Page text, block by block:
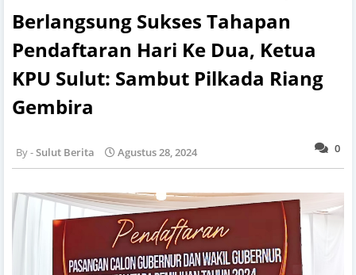
Berlangsung Sukses Tahapan
Pendaftaran Hari Ke Dua, Ketua
KPU Sulut: Sambut Pilkada Riang
Gembira
0
Sulut Berita Agustus 28, 2024